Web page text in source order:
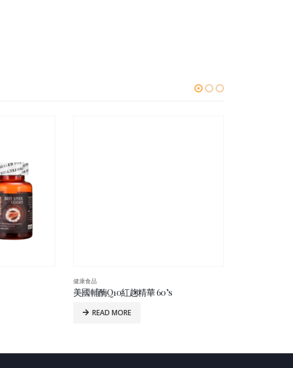
健康食品
美國輔酶Q10紅趜精華 60’s
READ MORE